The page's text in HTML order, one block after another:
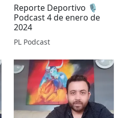
Reporte Deportivo 🎙️
Podcast 4 de enero de
2024
PL Podcast